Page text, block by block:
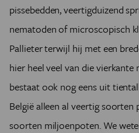
pissebedden, veertigduizend
nematoden of microscopisch
Pallieter terwijl hij met een
hier heel veel van die vierkante
bestaat ook nog eens uit
België alleen al veertig
soorten miljoenpoten. We